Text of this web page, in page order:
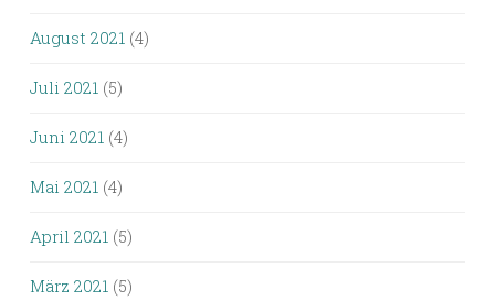
August 2021 (4)
Juli 2021 (5)
Juni 2021 (4)
Mai 2021 (4)
April 2021 (5)
März 2021 (5)